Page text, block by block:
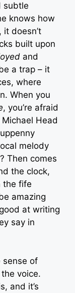
subtle
knows how
doesn’t
built upon
and
a trap – it
where
When you
, you’re afraid
Head
melody
Then comes
the clock,
the fife
amazing
at writing
say in
sense of
voice.
and it’s